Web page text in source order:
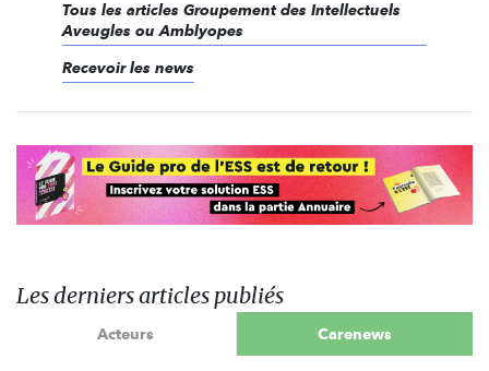
Tous les articles Groupement des Intellectuels
Aveugles ou Amblyopes
Recevoir les news
Les derniers articles publiés
Acteurs Carenews